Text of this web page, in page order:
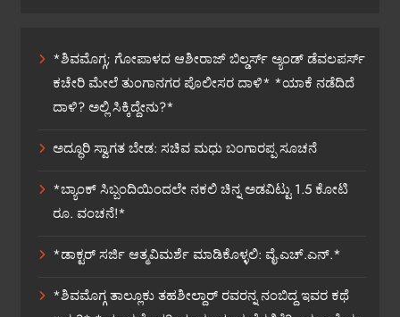
*ಶಿವಮೊಗ್ಗ; ಗೋಪಾಳದ ಆಶೀರಾಜ್ ಬಿಲ್ಡರ್ಸ್ ಅ್ಯಂಡ್ ಡೆವಲಪರ್ಸ್
ಕಚೇರಿ ಮೇಲೆ ತುಂಗಾನಗರ ಪೊಲೀಸರ ದಾಳಿ* *ಯಾಕೆ ನಡೆದಿದೆ
ದಾಳಿ? ಅಲ್ಲಿ ಸಿಕ್ಕಿದ್ದೇನು?*
ಅದ್ಧೂರಿ ಸ್ವಾಗತ ಬೇಡ: ಸಚಿವ ಮಧು ಬಂಗಾರಪ್ಪ ಸೂಚನೆ
*ಬ್ಯಾಂಕ್ ಸಿಬ್ಬಂದಿಯಿಂದಲೇ ನಕಲಿ ಚಿನ್ನ ಅಡವಿಟ್ಟು 1.5 ಕೋಟಿ
ರೂ. ವಂಚನೆ!*
*ಡಾಕ್ಟರ್ ಸರ್ಜಿ ಆತ್ಮವಿಮರ್ಶೆ ಮಾಡಿಕೊಳ್ಳಲಿ: ವೈ.ಎಚ್.ಎನ್.*
*ಶಿವಮೊಗ್ಗ ತಾಲ್ಲೂಕು ತಹಶೀಲ್ದಾರ್ ರವರನ್ನ ನಂಬಿದ್ದ ಇವರ ಕಥೆ